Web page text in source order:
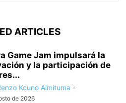
ARTICLES
Game Jam impulsará la
y la participación de
Kcuno Aimituma -
de 2026